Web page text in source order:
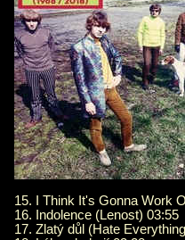
15. I Think It's Gonna Work
16. Indolence (Lenost) 03:55
17. Zlatý důl (Hate